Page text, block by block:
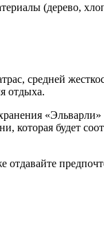
(дерево,
средней
отдыха.
«Эльварли»
которая будет